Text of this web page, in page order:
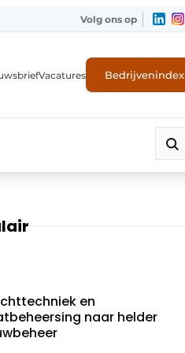
Volg ons op
Vacatures Bedrijvenindex
en
naar helder